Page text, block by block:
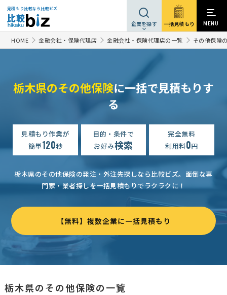
見積もり比較なら比較ビズ
企業を探す 一括見積もり MENU
HOME 金融会社・保険代理店 金融会社・保険代理店の一覧 その他保険
栃木県のその他保険に一括で見積もりす
る
見積もり作業が
簡単120秒
目的・条件で
お好み検索
完全無料
利用料0円
栃木県のその他保険の発注・外注先探しなら比較ビズ。 面倒な専
門家・業者探しを一括見積もりでラクラクに！
【無料】複数企業に一括見積もり
栃木県のその他保険の一覧